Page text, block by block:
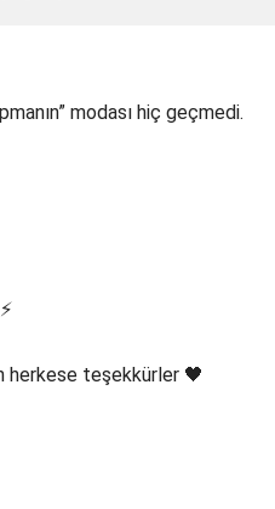
modası hiç geçmedi.
herkese teşekkürler 🖤